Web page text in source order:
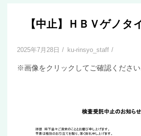
【中止】ＨＢＶゲノタ
2025年7月28日 ku-rinsyo_staff
※画像をクリックしてご確認ください